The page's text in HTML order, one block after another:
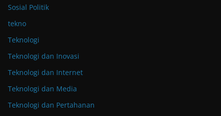
Sosial Politik
tekno
Teknologi
Teknologi dan Inovasi
Teknologi dan Internet
Teknologi dan Media
Teknologi dan Pertahanan